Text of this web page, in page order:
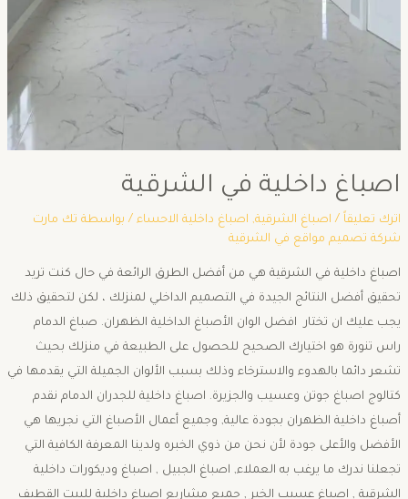
اصباغ داخلية في الشرقية
اترك تعليقاً / اصباغ الشرقية, اصباغ داخلية الاحساء/ بواسطة تك مارت
شركة تصميم مواقع في الشرقية
اصباغ داخلية في الشرقية هي من أفضل الطرق الرائعة في حال كنت تريد
تحقيق أفضل النتائج الجيدة في التصميم الداخلي لمنزلك ، لكن لتحقيق ذلك
يجب عليك ان تختار افضل الوان الأصباغ الداخلية الظهران. صباغ الدمام
راس تنورة هو اختيارك الصحيح للحصول على الطبيعة في منزلك بحيث
تشعر دائما بالهدوء والاسترخاء وذلك بسبب الألوان الجميلة التي يقدمها في
كتالوج اصباغ جوتن وعسيب والجزيرة. اصباغ داخلية للجدران الدمام نقدم
أصباغ داخلية الظهران بجودة عالية, وجميع أعمال الأصباغ التي نجريها هي
الأفضل والأعلى جودة لأن نحن من ذوي الخبره ولدينا المعرفة الكافية التي
تجعلنا ندرك ما يرغب به العملاء, اصباغ الجبيل , اصباغ وديكورات داخلية
الشرقية , اصباغ عسيب الخبر , جميع مشاريع اصباغ داخلية للبيت القطيف